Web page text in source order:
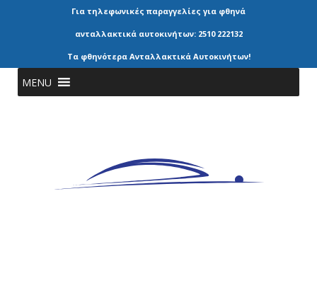
Για τηλεφωνικές παραγγελίες για φθηνά
ανταλλακτικά αυτοκινήτων: 2510 222132
Τα φθηνότερα Ανταλλακτικά Αυτοκινήτων!
MENU